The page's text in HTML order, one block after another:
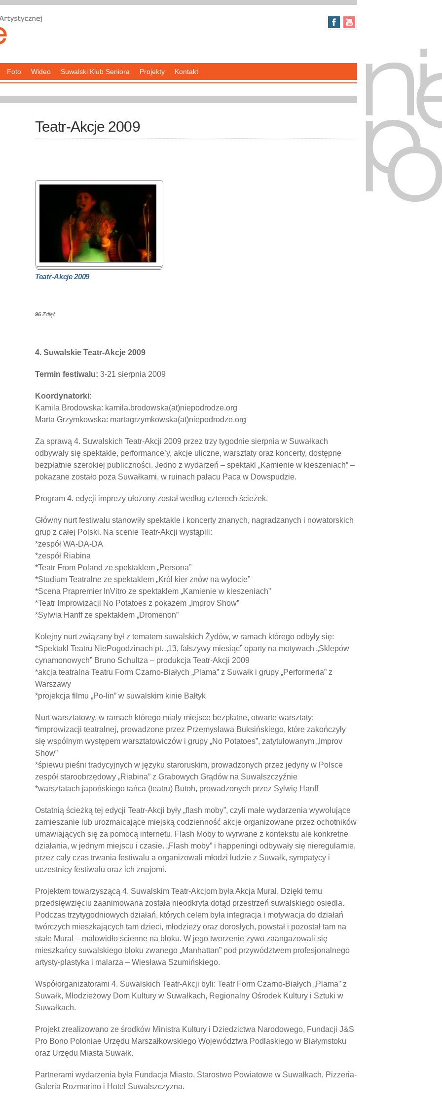
Foto Wideo Suwalski Klub Seniora Projekty Kontakt
Teatr-Akcje 2009
Teatr-Akcje 2009
96 Zdjęć
4. Suwalskie Teatr-Akcje 2009
Termin festiwalu: 3-21 sierpnia 2009
Koordynatorki:
Kamila Brodowska: kamila.brodowska(at)niepodrodze.org
Marta Grzymkowska: martagrzymkowska(at)niepodrodze.org
Za sprawą 4. Suwalskich Teatr-Akcji 2009 przez trzy tygodnie sierpnia w Suwałkach
odbywały się spektakle, performance’y, akcje uliczne, warsztaty oraz koncerty, dostępne
bezpłatnie szerokiej publiczności. Jedno z wydarzeń – spektakl „Kamienie w kieszeniach” –
pokazane zostało poza Suwałkami, w ruinach pałacu Paca w Dowspudzie.
Program 4. edycji imprezy ułożony został według czterech ścieżek.
Główny nurt festiwalu stanowiły spektakle i koncerty znanych, nagradzanych i nowatorskich
grup z całej Polski. Na scenie Teatr-Akcji wystąpili:
*zespół WA-DA-DA
*zespół Riabina
*Teatr From Poland ze spektaklem „Persona”
*Studium Teatralne ze spektaklem „Król kier znów na wylocie”
*Scena Prapremier InVitro ze spektaklem „Kamienie w kieszeniach”
*Teatr Improwizacji No Potatoes z pokazem „Improv Show”
*Sylwia Hanff ze spektaklem „Dromenon”
Kolejny nurt związany był z tematem suwalskich Żydów, w ramach którego odbyły się:
*Spektakl Teatru NiePogodzinach pt. „13, fałszywy miesiąc” oparty na motywach „Sklepów
cynamonowych” Bruno Schultza – produkcja Teatr-Akcji 2009
*akcja teatralna Teatru Form Czarno-Białych „Plama” z Suwałk i grupy „Performeria” z
Warszawy
*projekcja filmu „Po-lin” w suwalskim kinie Bałtyk
Nurt warsztatowy, w ramach którego miały miejsce bezpłatne, otwarte warsztaty:
*improwizacji teatralnej, prowadzone przez Przemysława Buksińskiego, które zakończyły
się wspólnym występem warsztatowiczów i grupy „No Potatoes”, zatytułowanym „Improv
Show”
*śpiewu pieśni tradycyjnych w języku staroruskim, prowadzonych przez jedyny w Polsce
zespół staroobrzędowy „Riabina” z Grabowych Grądów na Suwalszczyźnie
*warsztatach japońskiego tańca (teatru) Butoh, prowadzonych przez Sylwię Hanff
Ostatnią ścieżką tej edycji Teatr-Akcji były „flash moby”, czyli małe wydarzenia wywołujące
zamieszanie lub urozmaicające miejską codzienność akcje organizowane przez ochotników
umawiających się za pomocą internetu. Flash Moby to wyrwane z kontekstu ale konkretne
działania, w jednym miejscu i czasie. „Flash moby” i happeningi odbywały się nieregularnie,
przez cały czas trwania festiwalu a organizowali młodzi ludzie z Suwałk, sympatycy i
uczestnicy festiwalu oraz ich znajomi.
Projektem towarzyszącą 4. Suwalskim Teatr-Akcjom była Akcja Mural. Dzięki temu
przedsięwzięciu zaanimowana została nieodkryta dotąd przestrzeń suwalskiego osiedla.
Podczas trzytygodniowych działań, których celem była integracja i motywacja do działań
twórczych mieszkających tam dzieci, młodzieży oraz dorosłych, powstał i pozostał tam na
stałe Mural – malowidło ścienne na bloku. W jego tworzenie żywo zaangażowali się
mieszkańcy suwalskiego bloku zwanego „Manhattan” pod przywództwem profesjonalnego
artysty-plastyka i malarza – Wiesława Szumińskiego.
Współorganizatorami 4. Suwalskich Teatr-Akcji byli: Teatr Form Czarno-Białych „Plama” z
Suwałk, Młodzieżowy Dom Kultury w Suwałkach, Regionalny Ośrodek Kultury i Sztuki w
Suwałkach.
Projekt zrealizowano ze środków Ministra Kultury i Dziedzictwa Narodowego, Fundacji J&S
Pro Bono Poloniae Urzędu Marszałkowskiego Województwa Podlaskiego w Białymstoku
oraz Urzędu Miasta Suwałk.
Partnerami wydarzenia była Fundacja Miasto, Starostwo Powiatowe w Suwałkach, Pizzeria-
Galeria Rozmarino i Hotel Suwalszczyzna.